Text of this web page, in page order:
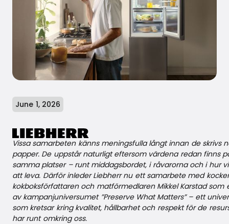
June 1, 2026
Vissa samarbeten känns meningsfulla långt innan de skrivs
papper. De uppstår naturligt eftersom värdena redan finns
samma platser – runt middagsbordet, i råvarorna och i hur
att leva. Därför inleder Liebherr nu ett samarbete med
kokboksförfattaren och matförmedlaren Mikkel Karstad som
av kampanjuniversumet ”Preserve What Matters” – ett
som kretsar kring kvalitet, hållbarhet och respekt för de
har runt omkring oss.